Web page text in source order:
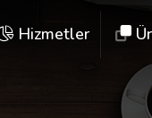
Hizmetler